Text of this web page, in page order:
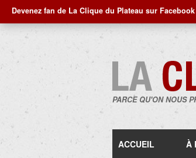
Devenez fan de La Clique du Plateau sur Facebook
PARCE QU'ON NOUS
ACCUEIL À